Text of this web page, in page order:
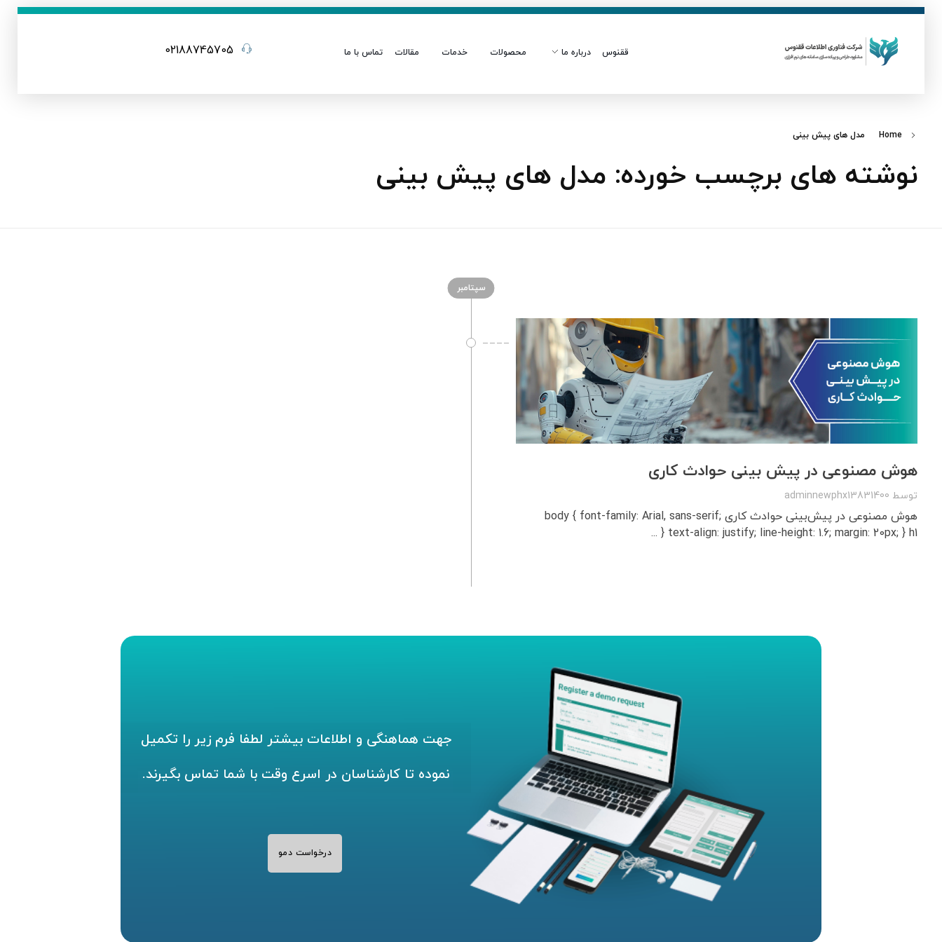
ققنوس درباره ما محصولات خدمات مقالات تماس با ما 02188745705
Home مدل‌ های پیش‌ بینی
نوشته های برچسب خورده: مدل‌ های پیش‌ بینی
سپتامبر
هوش مصنوعی در پیش بینی حوادث کاری
توسط adminnewphx13831400
هوش مصنوعی در پیش‌بینی حوادث کاری body { font-family: Arial, sans-serif;
text-align: justify; line-height: 1.6; margin: 20px; } h1 { ...
جهت هماهنگی و اطلاعات بیشتر لطفا فرم زیر را تکمیل
نموده تا کارشناسان در اسرع وقت با شما تماس بگیرند.
درخواست دمو